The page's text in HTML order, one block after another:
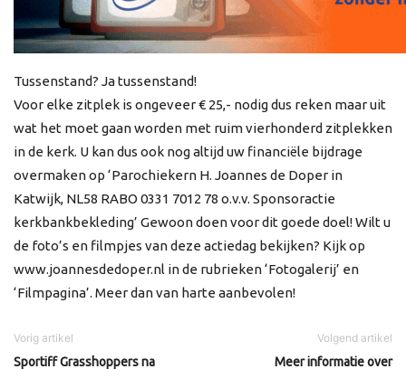
Tussenstand? Ja tussenstand!
Voor elke zitplek is ongeveer € 25,- nodig dus reken maar uit
wat het moet gaan worden met ruim vierhonderd zitplekken
in de kerk. U kan dus ook nog altijd uw financiële bijdrage
overmaken op ‘Parochiekern H. Joannes de Doper in
Katwijk, NL58 RABO 0331 7012 78 o.v.v. Sponsoractie
kerkbankbekleding’ Gewoon doen voor dit goede doel! Wilt u
de foto’s en filmpjes van deze actiedag bekijken? Kijk op
www.joannesdedoper.nl in de rubrieken ‘Fotogalerij’ en
‘Filmpagina’. Meer dan van harte aanbevolen!
Vorig artikel
Sportiff Grasshoppers na
Volgend artikel
Meer informatie over